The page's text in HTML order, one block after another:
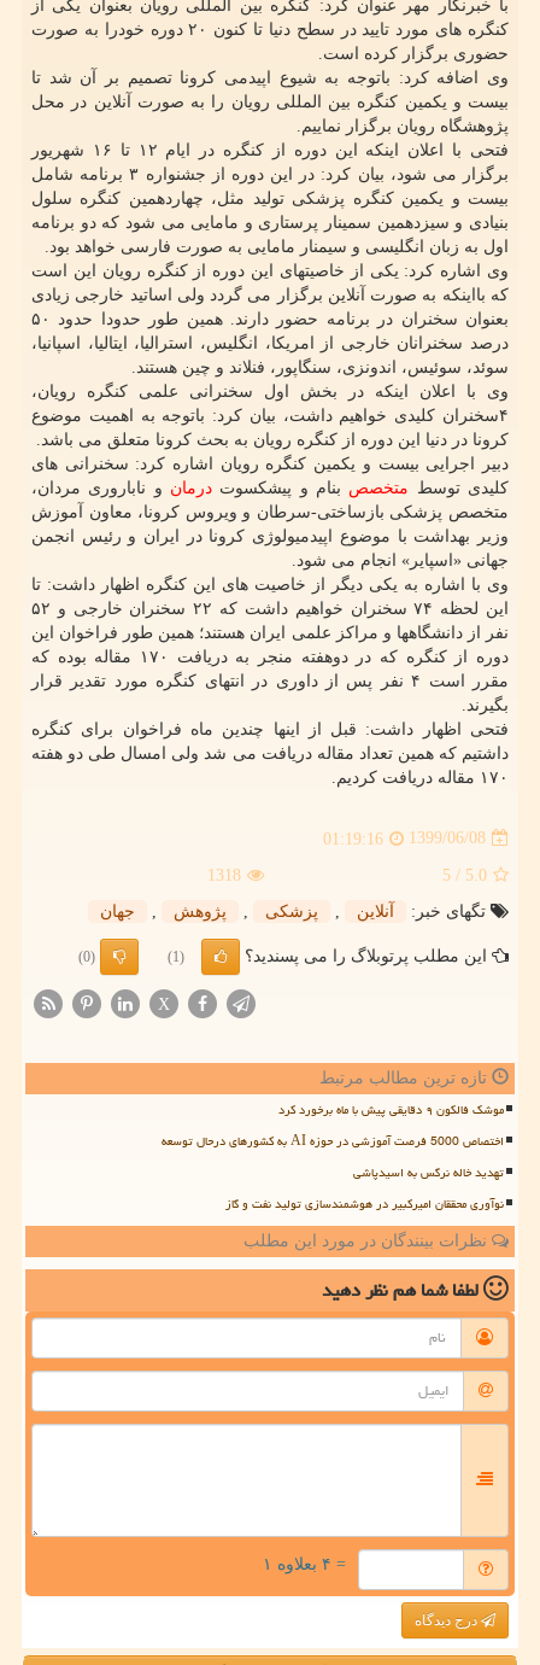
با خبرنگار مهر عنوان کرد: کنگره بین المللی رویان بعنوان یکی از
کنگره های مورد تایید در سطح دنیا تا کنون ۲۰ دوره خودرا به صورت
حضوری برگزار کرده است.
وی اضافه کرد: باتوجه به شیوع اپیدمی کرونا تصمیم بر آن شد تا
بیست و یکمین کنگره بین المللی رویان را به صورت آنلاین در محل
پژوهشگاه رویان برگزار نماییم.
فتحی با اعلان اینکه این دوره از کنگره در ایام ۱۲ تا ۱۶ شهریور
برگزار می شود، بیان کرد: در این دوره از جشنواره ۳ برنامه شامل
بیست و یکمین کنگره پزشکی تولید مثل، چهاردهمین کنگره سلول
بنیادی و سیزدهمین سمینار پرستاری و مامایی می شود که دو برنامه
اول به زبان انگلیسی و سیمنار مامایی به صورت فارسی خواهد بود.
وی اشاره کرد: یکی از خاصیتهای این دوره از کنگره رویان این است
که بااینکه به صورت آنلاین برگزار می گردد ولی اساتید خارجی زیادی
بعنوان سخنران در برنامه حضور دارند. همین طور حدودا حدود ۵۰
درصد سخنرانان خارجی از امریکا، انگلیس، استرالیا، ایتالیا، اسپانیا،
سوئد، سوئیس، اندونزی، سنگاپور، فنلاند و چین هستند.
وی با اعلان اینکه در بخش اول سخنرانی علمی کنگره رویان،
۴سخنران کلیدی خواهیم داشت، بیان کرد: باتوجه به اهمیت موضوع
کرونا در دنیا این دوره از کنگره رویان به بحث کرونا متعلق می باشد.
دبیر اجرایی بیست و یکمین کنگره رویان اشاره کرد: سخنرانی های
کلیدی توسط متخصص بنام و پیشکسوت درمان و ناباروری مردان،
متخصص پزشکی بازساختی-سرطان و ویروس کرونا، معاون آموزش
وزیر بهداشت با موضوع اپیدمیولوژی کرونا در ایران و رئیس انجمن
جهانی «اسپایر» انجام می شود.
وی با اشاره به یکی دیگر از خاصیت های این کنگره اظهار داشت: تا
این لحظه ۷۴ سخنران خواهیم داشت که ۲۲ سخنران خارجی و ۵۲
نفر از دانشگاهها و مراکز علمی ایران هستند؛ همین طور فراخوان این
دوره از کنگره که در دوهفته منجر به دریافت ۱۷۰ مقاله بوده که
مقرر است ۴ نفر پس از داوری در انتهای کنگره مورد تقدیر قرار
بگیرند.
فتحی اظهار داشت: قبل از اینها چندین ماه فراخوان برای کنگره
داشتیم که همین تعداد مقاله دریافت می شد ولی امسال طی دو هفته
۱۷۰ مقاله دریافت کردیم.
1399/06/08
01:19:16
5.0
/ 5
1318
تگهای خبر:
آنلاین پزشكی پژوهش جهان
این مطلب پرتوبلاگ را می پسندید؟ (1)
(0)
X
تازه ترین مطالب مرتبط
موشک فالکون ۹ دقایقی پیش با ماه برخورد کرد
اختصاص 5000 فرصت آموزشی در حوزه AI به کشورهای درحال توسعه
تهدید خاله نرگس به اسیدپاشی
نوآوری محققان امیرکبیر در هوشمندسازی تولید نفت و گاز
نظرات بینندگان در مورد این مطلب
لطفا شما همنظر دهید
= ۴ بعلاوه ۱
درج دیدگاه